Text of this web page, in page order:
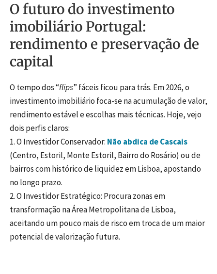
O futuro do investimento
imobiliário Portugal:
rendimento e preservação de
capital
O tempo dos “flips” fáceis ficou para trás. Em 2026, o
investimento imobiliário foca-se na acumulação de valor,
rendimento estável e escolhas mais técnicas. Hoje, vejo
dois perfis claros:
1. O Investidor Conservador: Não abdica de Cascais
(Centro, Estoril, Monte Estoril, Bairro do Rosário) ou de
bairros com histórico de liquidez em Lisboa, apostando
no longo prazo.
2. O Investidor Estratégico: Procura zonas em
transformação na Área Metropolitana de Lisboa,
aceitando um pouco mais de risco em troca de um maior
potencial de valorização futura.